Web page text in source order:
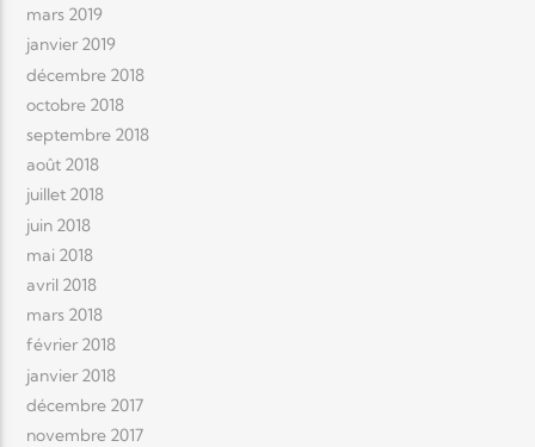
mars 2019
janvier 2019
décembre 2018
octobre 2018
septembre 2018
août 2018
juillet 2018
juin 2018
mai 2018
avril 2018
mars 2018
février 2018
janvier 2018
décembre 2017
novembre 2017